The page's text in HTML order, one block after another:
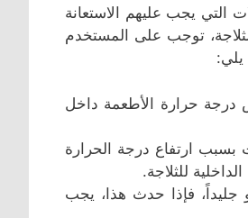
التي يجب عليهم الاستعانة
توجب على المستخدم
يلي:
درجة حرارة الأطعمة داخل
بسبب ارتفاع درجة الحرارة
للثلاجة.
جليداً، فإذا حدث هذا، يجب